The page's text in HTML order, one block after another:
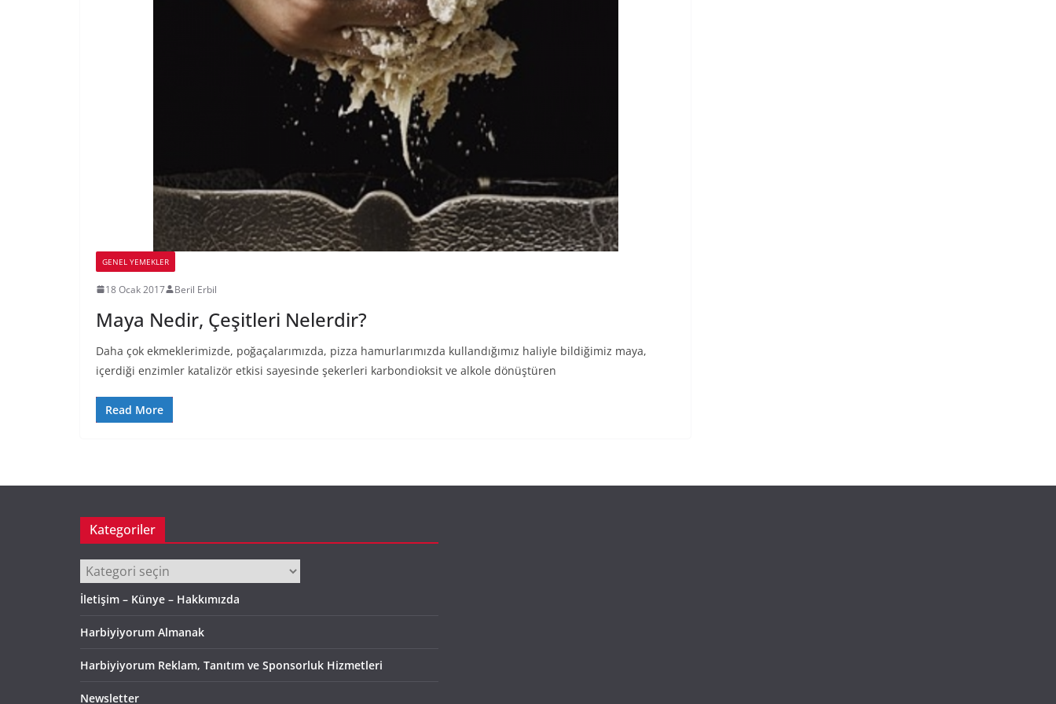
GENEL YEMEKLER
18 Ocak 2017 Beril Erbil
Maya Nedir, Çeşitleri Nelerdir?
Daha çok ekmeklerimizde, poğaçalarımızda, pizza hamurlarımızda kullandığımız haliyle bildiğimiz maya,
içerdiği enzimler katalizör etkisi sayesinde şekerleri karbondioksit ve alkole dönüştüren
Read More
Kategoriler
Kategoriler
İletişim – Künye – Hakkımızda
Harbiyiyorum Almanak
Harbiyiyorum Reklam, Tanıtım ve Sponsorluk Hizmetleri
Newsletter